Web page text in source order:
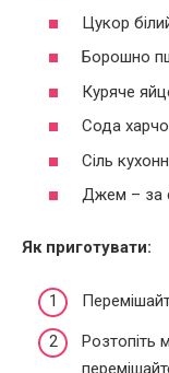
Цукор
Борошно
Куряче
Сода
Сіль
Джем – за
Як приготувати:
Розтопіть